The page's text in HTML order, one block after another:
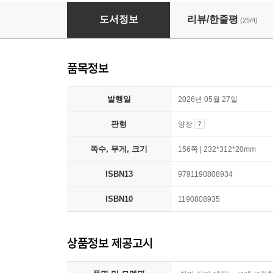
진짜 진짜 재밌는 고래 그림책
도서정보 리뷰/한줄평 (25/4)
품목정보
발행일 2026년 05월 27일
판형 양장
쪽수, 무게, 크기 156쪽 | 232*312*20mm
ISBN13 9791190808934
ISBN10 1190808935
상품정보 제공고시